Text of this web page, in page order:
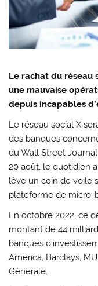
Le rachat du réseau
une mauvaise
depuis incapables
Le réseau social X
des banques
du Wall Street
20 août, le quotidien
lève un coin de voile
plateforme de micro-
En octobre 2022, ce
montant de 44
banques
America, Barclays,
Générale.